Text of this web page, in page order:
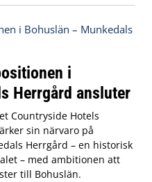
i
Herrgård ansluter
Countryside Hotels
sin närvaro på
Herrgård – en historisk
– med ambitionen att
till Bohuslän.